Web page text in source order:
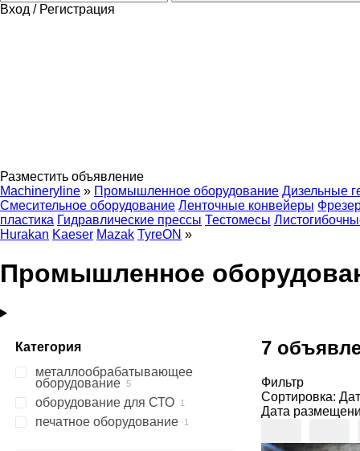
Вход / Регистрация
Разместить объявление
Machineryline » Промышленное оборудование Дизельные
Смесительное оборудование Ленточные конвейеры
пластика Гидравлические прессы Тестомесы
Hurakan Kaeser Mazak TyreON »
Промышленное
Категория
металлообрабатывающее
оборудование
координатно-измерительные
машины
обрабатывающие центры
оборудование для СТО
диагностическое
оборудование
печатное оборудование
7
Фильтр
Сортировка:
Дата